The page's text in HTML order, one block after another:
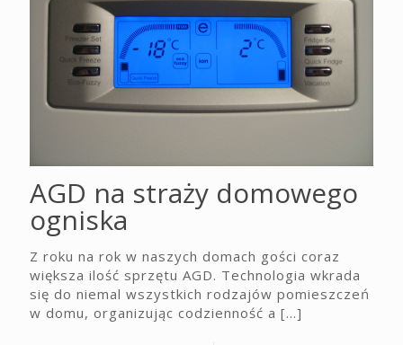
AGD na straży domowego
ogniska
Z roku na rok w naszych domach gości coraz
większa ilość sprzętu AGD. Technologia wkrada
się do niemal wszystkich rodzajów pomieszczeń
w domu, organizując codzienność a […]